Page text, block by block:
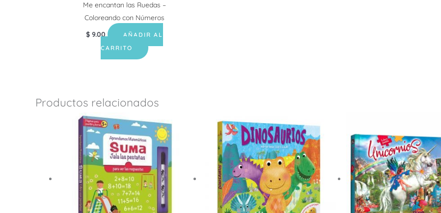
Me encantan las Ruedas –
Coloreando con Números
$ 9.00
AÑADIR AL
CARRITO
Productos relacionados